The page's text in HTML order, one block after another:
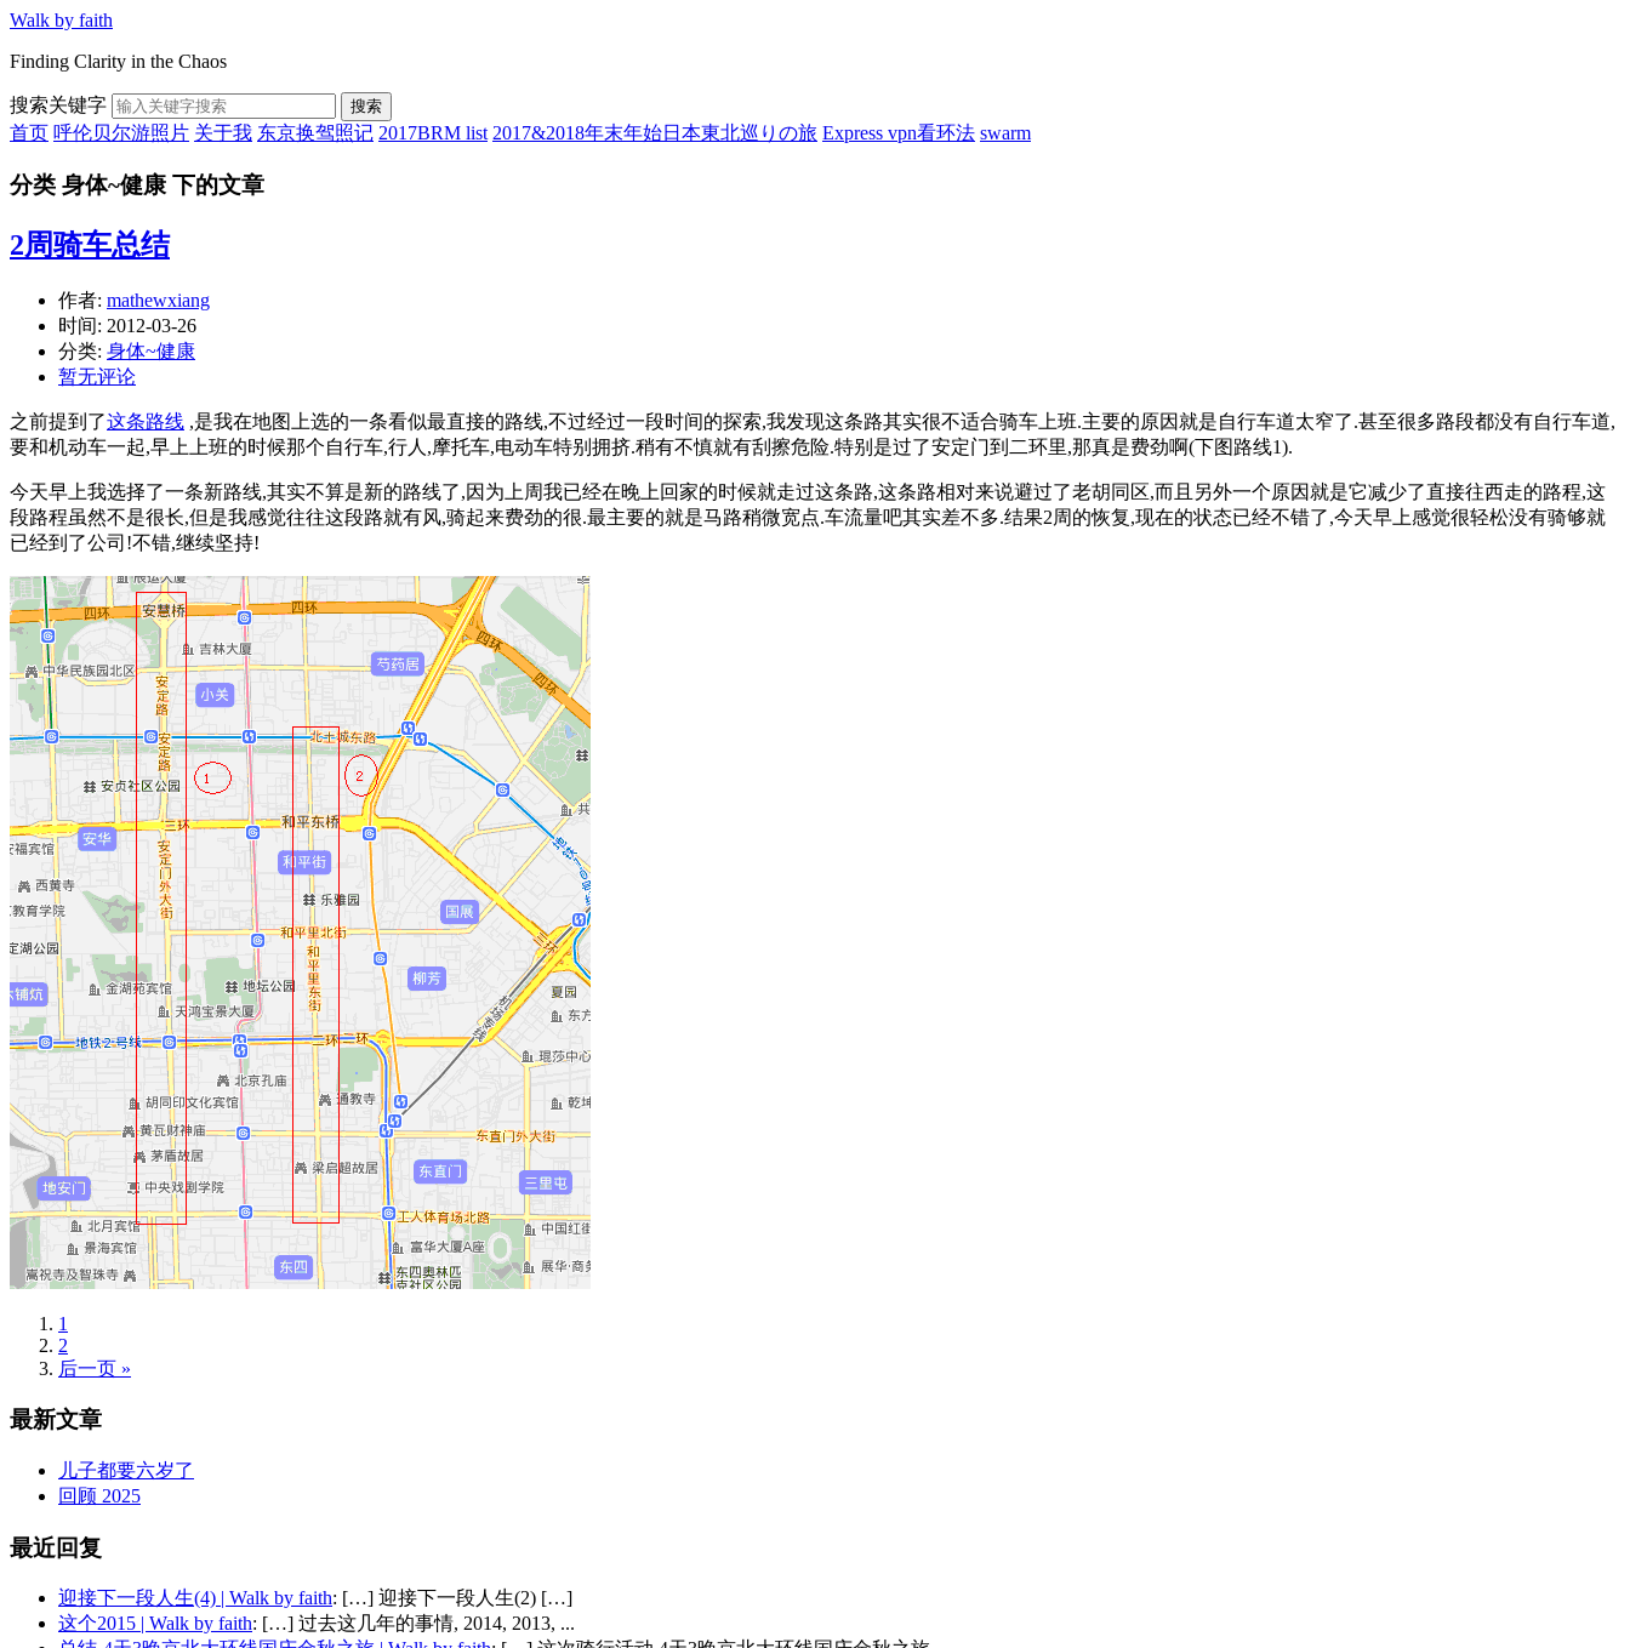
Walk by faith
Finding Clarity in the Chaos
搜索关键字 搜索
首页 呼伦贝尔游照片 关于我 东京换驾照记 2017BRM list 2017&2018年末年始日本東北巡りの旅 Express vpn看环法 swarm
分类 身体~健康 下的文章
2周骑车总结
作者: mathewxiang
时间: 2012-03-26
分类: 身体~健康
暂无评论
之前提到了这条路线 ,是我在地图上选的一条看似最直接的路线,不过经过一段时间的探索,我发现这条路其实很不适合骑车上班.主要的原因就是自行车道太窄了.甚至很多路段都没有自行车道,
要和机动车一起,早上上班的时候那个自行车,行人,摩托车,电动车特别拥挤.稍有不慎就有刮擦危险.特别是过了安定门到二环里,那真是费劲啊(下图路线1).
今天早上我选择了一条新路线,其实不算是新的路线了,因为上周我已经在晚上回家的时候就走过这条路,这条路相对来说避过了老胡同区,而且另外一个原因就是它减少了直接往西走的路程,这
段路程虽然不是很长,但是我感觉往往这段路就有风,骑起来费劲的很.最主要的就是马路稍微宽点.车流量吧其实差不多.结果2周的恢复,现在的状态已经不错了,今天早上感觉很轻松没有骑够就
已经到了公司!不错,继续坚持!
1
2
后一页 »
最新文章
儿子都要六岁了
回顾 2025
最近回复
迎接下一段人生(4) | Walk by faith: […] 迎接下一段人生(2) […]
这个2015 | Walk by faith: […] 过去这几年的事情, 2014, 2013, ...